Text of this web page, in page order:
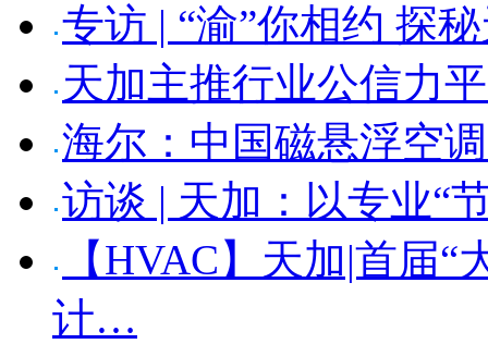
专访 | “渝”你相约 探
天加主推行业公信力
海尔：中国磁悬浮空
访谈 | 天加：以专业“
【HVAC】天加|首届
计…